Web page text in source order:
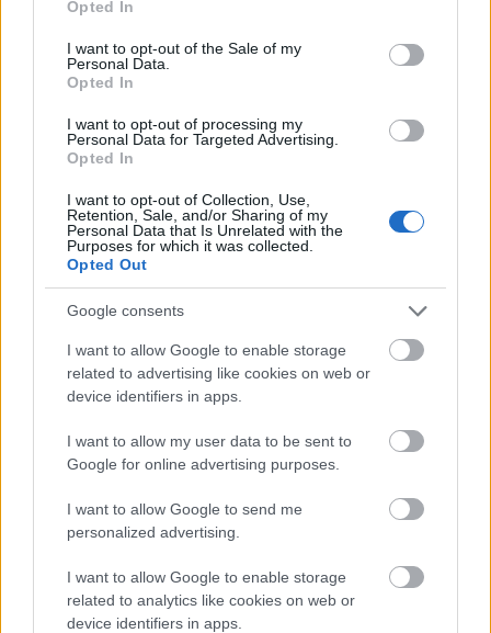
use your data for below specified purposes in below Google
consent section.
Opted In
I want to opt-out of the Sale of my
Personal Data.
Opted In
I want to opt-out of processing my
Personal Data for Targeted Advertising.
Opted In
I want to opt-out of Collection, Use,
Retention, Sale, and/or Sharing of my
Personal Data that Is Unrelated with the
Purposes for which it was collected.
Opted Out
Google consents
I want to allow Google to enable storage
related to advertising like cookies on web or
device identifiers in apps.
I want to allow my user data to be sent to
Google for online advertising purposes.
I want to allow Google to send me
personalized advertising.
I want to allow Google to enable storage
related to analytics like cookies on web or
device identifiers in apps.
Μπορείτε να κάνετε άμεσα την αίτηση σας στη Sky
Express, στον ακόλουθο σύνδεσμο
ΑΣΕΠ: Πιστοποίηση Αγγλικών σε
μόνο 2 ημέρες στα χέρια σας
ΑΣΕΠ: Εξ αποστάσεως η πιο Εύκολη
Πιστοποίηση Υπολογιστών σε 2
μέρες
Μάθε πρώτος όλες τις σημαντικές
Βάλε το proson.gr στα αποτελέσματα
αναζήτησης της Google